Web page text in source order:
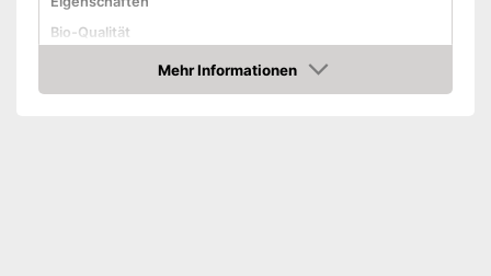
Bio-Qualität
Mehr Informationen
Amazon